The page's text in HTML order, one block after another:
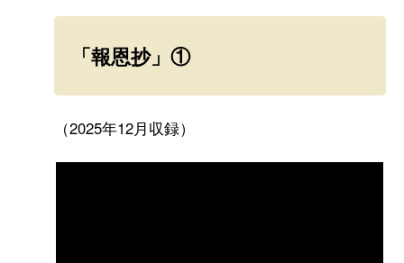
「報恩抄」①
（2025年12月収録）